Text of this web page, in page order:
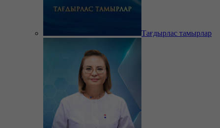
Тағдырлас тамырлар